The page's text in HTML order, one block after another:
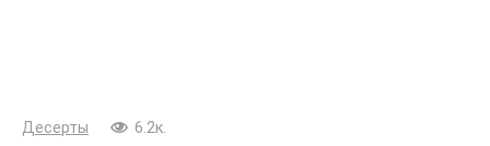
Десерты 6.2к.